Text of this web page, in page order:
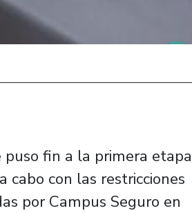
fin a la primera etapa
con las restricciones
por Campus Seguro en